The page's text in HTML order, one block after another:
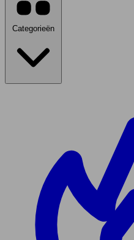
Categorieën